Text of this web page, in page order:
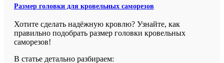
Размер головки для кровельных саморезов
Хотите сделать надёжную кровлю? Узнайте, как
правильно подобрать размер головки кровельных
саморезов!
В статье детально разбираем: